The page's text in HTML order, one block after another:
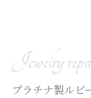
Jewelry
プラチナ製ルビ